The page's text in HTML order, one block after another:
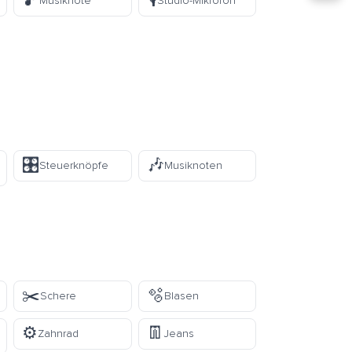
🎛️Steuerknöpfe 🎶Musiknoten
✂️Schere 🫧Blasen
⚙️Zahnrad 👖 Jeans